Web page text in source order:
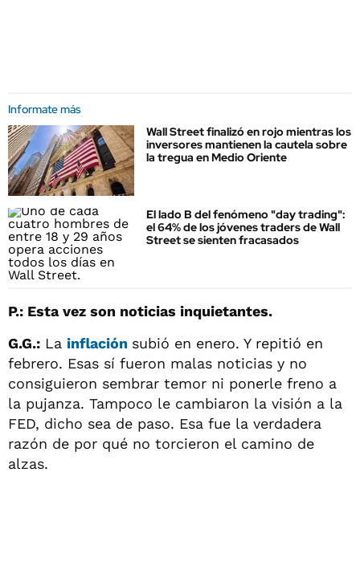
Informate más
Wall Street finalizó en rojo mientras los
inversores mantienen la cautela sobre
la tregua en Medio Oriente
El lado B del fenómeno "day trading":
el 64% de los jóvenes traders de Wall
Street se sienten fracasados
P.: Esta vez son noticias inquietantes.
G.G.: La inflación subió en enero. Y repitió en
febrero. Esas sí fueron malas noticias y no
consiguieron sembrar temor ni ponerle freno a
la pujanza. Tampoco le cambiaron la visión a la
FED, dicho sea de paso. Esa fue la verdadera
razón de por qué no torcieron el camino de
alzas.